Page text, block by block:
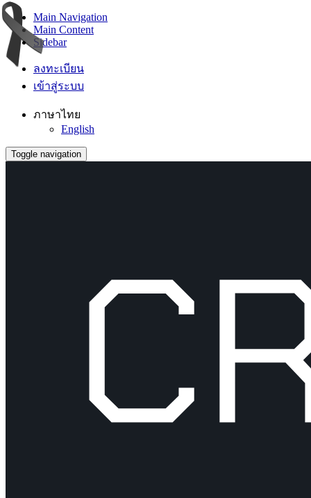
Main Navigation
Main Content
Sidebar
ลงทะเบียน
เข้าสู่ระบบ
ภาษาไทย
English
Toggle navigation